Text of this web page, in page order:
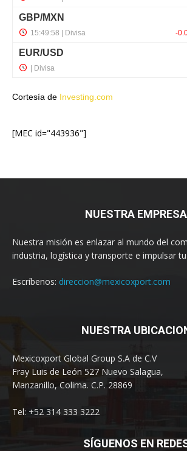
Cortesía de Investing.com
[MEC id="443936"]
NUESTRA EMPRESA
Nuestra misión es enlazar al mundo del
industria, logística y transporte e impulsar
Escríbenos: direccion@mexicoxport.com
NUESTRA
Mexicoxport Global Group S.A de C.V
Fray Luis de León 527 Nuevo Salagua,
Manzanillo, Colima. C.P. 28869
Tel: +52 314 333 3222
SÍGUENOS EN